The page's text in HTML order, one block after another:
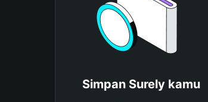
Simpan Surely kamu